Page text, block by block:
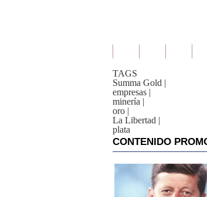
TAGS
Summa Gold |
empresas |
minería |
oro |
La Libertad |
plata